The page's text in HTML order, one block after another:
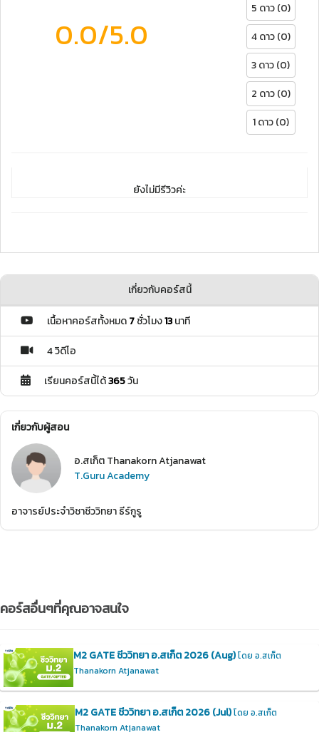
0.0/5.0
5 ดาว (0)
4 ดาว (0)
3 ดาว (0)
2 ดาว (0)
1 ดาว (0)
ยังไม่มีรีวิวค่ะ
เกี่ยวกับคอร์สนี้
เนื้อหาคอร์สทั้งหมด7ชั่วโมง13นาที
4 วิดีโอ
เรียนคอร์สนี้ได้365วัน
เกี่ยวกับผู้สอน
อ.สเก็ต Thanakorn Atjanawat
T.Guru Academy
อาจารย์ประจำวิชาชีววิทยา ธีร์กูรู
คอร์สอื่นๆที่คุณอาจสนใจ
M2 GATE ชีววิทยา อ.สเก็ต 2026 (Aug)โดย อ.สเก็ต
Thanakorn Atjanawat
M2 GATE ชีววิทยา อ.สเก็ต 2026 (Jul)โดย อ.สเก็ต
Thanakorn Atjanawat